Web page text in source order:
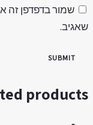
שמור בדפדפן זה